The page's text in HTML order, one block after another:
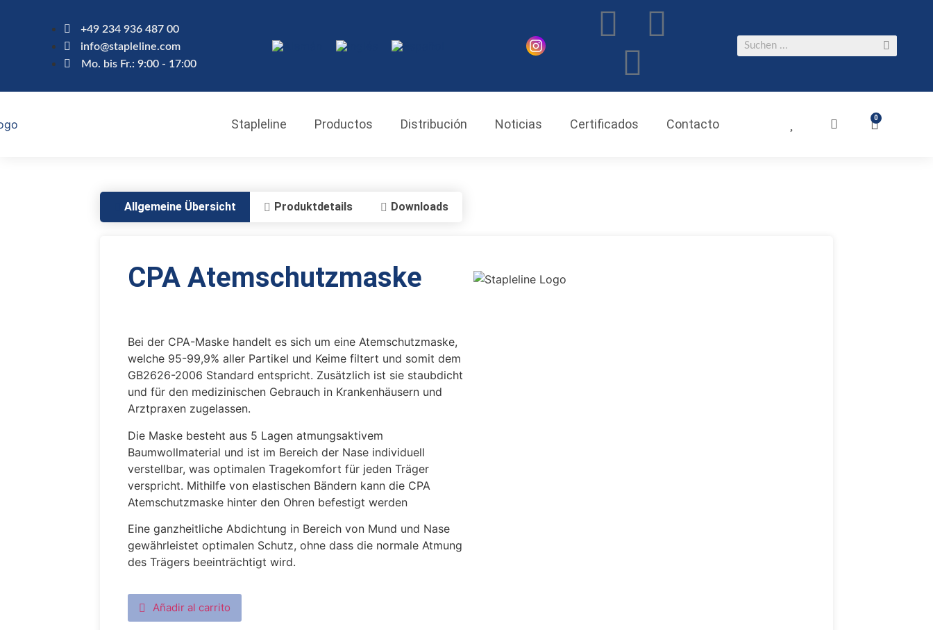
+49 234 936 487 00
info@stapleline.com
Mo. bis Fr.: 9:00 - 17:00
Stapleline Productos Distribución Noticias Certificados Contacto 0
Allgemeine Übersicht Produktdetails Downloads
CPA Atemschutzmaske
Bei der CPA-Maske handelt es sich um eine Atemschutzmaske,
welche 95-99,9% aller Partikel und Keime filtert und somit dem
GB2626-2006 Standard entspricht. Zusätzlich ist sie staubdicht
und für den medizinischen Gebrauch in Krankenhäusern und
Arztpraxen zugelassen.
Die Maske besteht aus 5 Lagen atmungsaktivem
Baumwollmaterial und ist im Bereich der Nase individuell
verstellbar, was optimalen Tragekomfort für jeden Träger
verspricht. Mithilfe von elastischen Bändern kann die CPA
Atemschutzmaske hinter den Ohren befestigt werden
Eine ganzheitliche Abdichtung in Bereich von Mund und Nase
gewährleistet optimalen Schutz, ohne dass die normale Atmung
des Trägers beeinträchtigt wird.
Añadir al carrito